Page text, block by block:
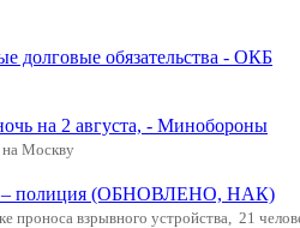
долговые обязательства - ОКБ
на 2 августа, - Минобороны
Москву
– полиция (ОБНОВЛЕНО, НАК)
взрывного устройства, 21